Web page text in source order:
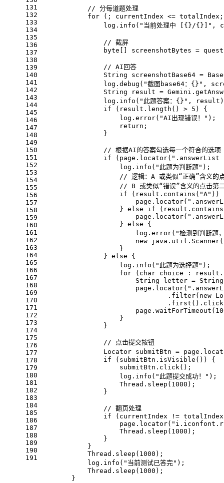
131
132
133
134
135
136
137
138
139
140
141
142
143
144
145
146
147
148
149
150
151
152
153
154
155
156
157
158
159
160
161
162
163
164
165
166
167
168
169
170
171
172
173
174
175
176
177
178
179
180
181
182
183
184
185
186
187
188
189
190
191
// 分每道题处理
for (; currentIndex <=
                log.info(
"当前处理中 [{}/{}]" ,
// 截屏
byte [] screenshotBytes =
// AI回答
String
screenshotBase64 =
                log.debug(
"截图base64：{}" ,
String
result =
                log.info(
"此题答案：{}" ,
if (result.length() > 5 ) {
                    log.error(
"AI出现错误！" );
return ;
                }
// 根据AI的答案勾选每一个符合的选项
if (page.locator( ".answerList
                    log.info(
"此题为判断题" );
// 逻辑：A 或类似“正确”含义
// B 或类似“错误”含义的点击
if (result.contains( "A" ))
                        page.locator(
                    }
else if
                        page.locator(
                    }
else {
                        log.error(
"检测到判断题
new java
                    }
                }
else {
                    log.info(
"此题为选择题" );
for ( char choice :
String
letter =
                        page.locator(
                                .filter(
new
                        page.waitForTimeout(
                    }
                }
// 点击提交按钮
Locator submitBtn =
if (submitBtn.isVisible()) {
                    submitBtn.click();
                    log.info(
"此题提交成功！" );
                    Thread.sleep(
1000 );
                }
// 翻页处理
if (currentIndex !=
                    page.locator(
                    Thread.sleep(
1000 );
                }
            }
            Thread.sleep(
1000 );
            log.info(
"当前测试已答完" );
            Thread.sleep(
1000 );
        }